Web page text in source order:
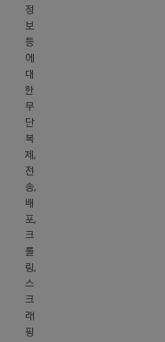
신
판
매
업
신
고
번
호
제
2021-
성
남
분
당
0546
호
정
보
등
에
대
한
무
단
복
제,
전
송,
배
포,
크
롤
링,
스
크
래
핑